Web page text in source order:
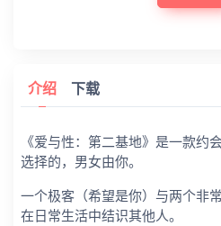
介绍 下载
《爱与性：第二基地》是一款约
选择的，男女由你。
一个极客（希望是你）与两个非
在日常生活中结识其他人。